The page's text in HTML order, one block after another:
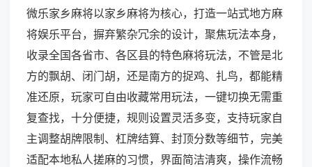
微乐家乡麻将以家乡麻将为核心，打造一站式地方麻
将娱乐平台，摒弃繁杂冗余的设计，聚焦玩法本身，
收录全国各省市、各区县的特色麻将玩法，不管是北
方的飘胡、闭门胡，还是南方的捉鸡、扎鸟，都能精
准还原，玩家可自由收藏常用玩法，一键切换无需重
复查找，十分便捷，规则设置灵活多变，支持玩家自
主调整胡牌限制、杠牌结算、封顶分数等细节，完美
适配本地私人搓麻的习惯，界面简洁清爽，操作流畅